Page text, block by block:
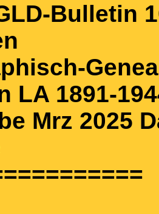
Bulletin
LA 1891-
Mrz 2025